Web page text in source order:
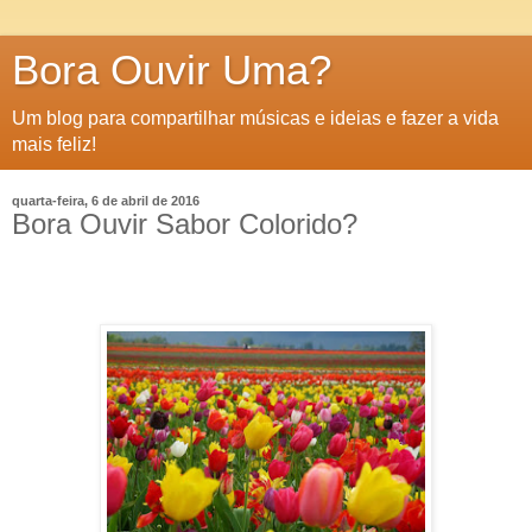
Bora Ouvir Uma?
Um blog para compartilhar músicas e ideias e fazer a vida
mais feliz!
quarta-feira, 6 de abril de 2016
Bora Ouvir Sabor Colorido?